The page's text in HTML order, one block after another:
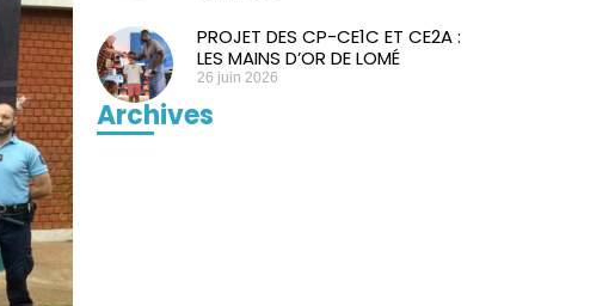
PROJET DES CP-CE1C ET CE2A :
LES MAINS D’OR DE LOMÉ
26 juin 2026
Archives